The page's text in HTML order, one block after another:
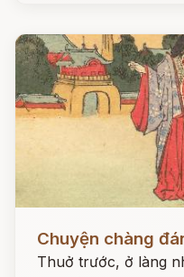
Chuyện chàng
Thuở trước, ở làng